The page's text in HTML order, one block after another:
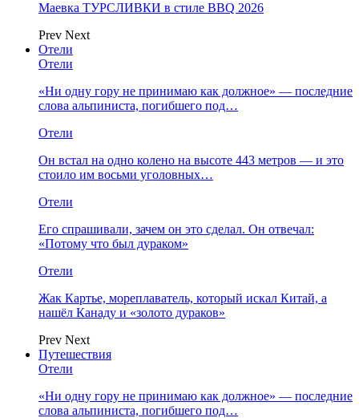
Маевка ТУРСЛИВКИ в стиле BBQ 2026
Prev Next
Отели
Отели
«Ни одну гору не принимаю как должное» — последние
слова альпиниста, погибшего под…
Отели
Он встал на одно колено на высоте 443 метров — и это
стоило им восьми уголовных…
Отели
Его спрашивали, зачем он это сделал. Он отвечал:
«Потому что был дураком»
Отели
Жак Картье, мореплаватель, который искал Китай, а
нашёл Канаду и «золото дураков»
Prev Next
Путешествия
Отели
«Ни одну гору не принимаю как должное» — последние
слова альпиниста, погибшего под…